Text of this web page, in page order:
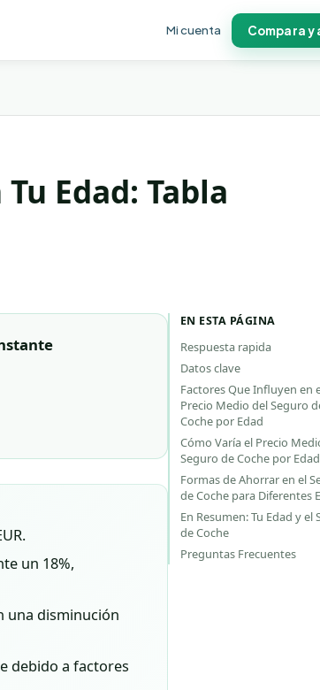
Mi cuenta Compara y
Edad: Tabla
un 18%,
una disminución
debido a factores
EN ESTA PÁGINA
Respuesta rapida
Datos clave
Factores Que Influyen en
Precio Medio del Seguro
Coche por Edad
Cómo Varía el Precio
Seguro de Coche por Edad
Formas de Ahorrar en el
de Coche para Diferentes
En Resumen: Tu Edad y el
de Coche
Preguntas Frecuentes